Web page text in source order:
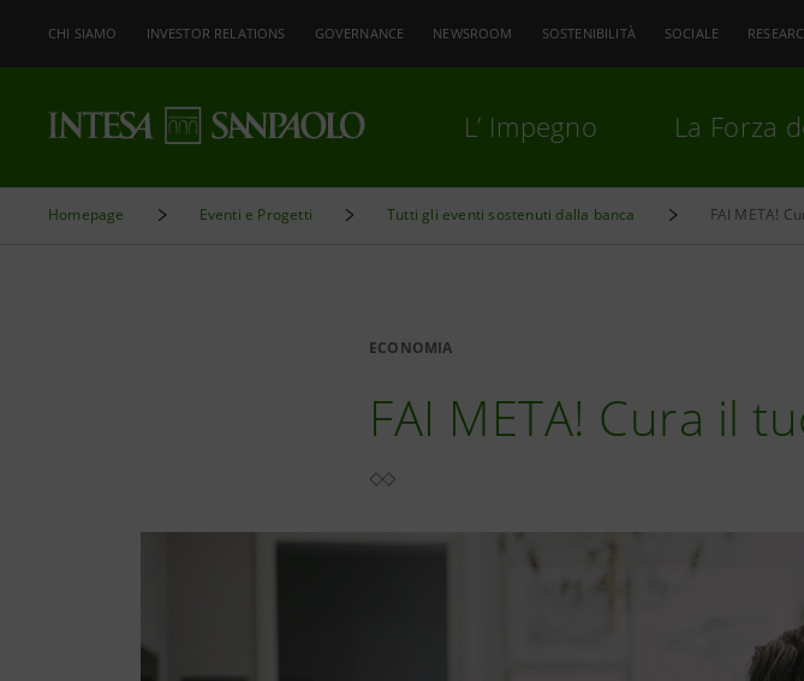
CHI SIAMO INVESTOR RELATIONS GOVERNANCE NEWSROOM SOSTENIBILITÀ SOCIALE
L’ Impegno La Forza
Homepage Eventi e Progetti Tutti gli eventi sostenuti dalla banca FAI META!
ECONOMIA
FAI META! Cura il